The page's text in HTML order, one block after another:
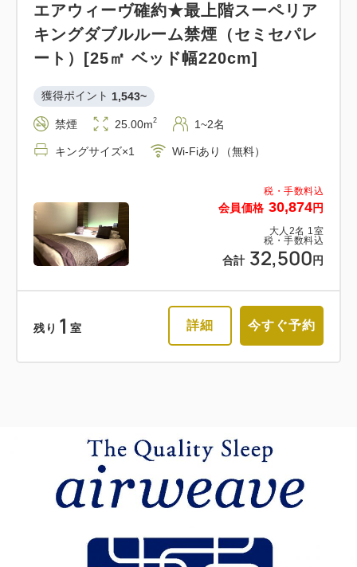
税・手数料込
会員価格 30,874円
大人 2名 1室
税・手数料込
合計 32,500 円
エアウィーヴ確約★最上階スーペリア
キングダブルルーム禁煙（セミセパレ
ート）[25㎡ ベッド幅220cm]
獲得ポイント 1,543~
禁煙 25.00m2 1~2名
キングサイズ×1 Wi-Fiあり（無料）
残り 1 室 詳細 今すぐ予約